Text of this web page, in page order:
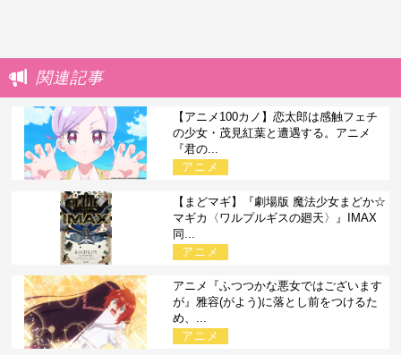
関連記事
【アニメ100カノ】恋太郎は感触フェチ
の少女・茂見紅葉と遭遇する。アニメ
『君の...
アニメ
【まどマギ】『劇場版 魔法少女まどか☆
マギカ〈ワルプルギスの廻天〉』IMAX
同...
アニメ
アニメ『ふつつかな悪女ではございます
が』雅容(がよう)に落とし前をつけるた
め、...
アニメ